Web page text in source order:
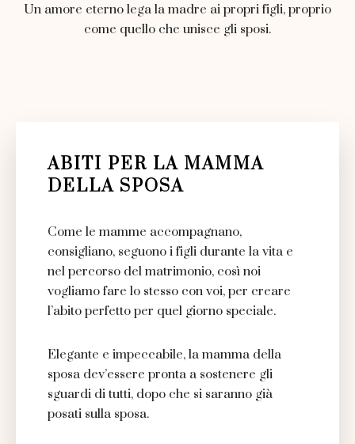
Un amore eterno lega la madre ai propri figli, proprio
come quello che unisce gli sposi.
ABITI PER LA MAMMA
DELLA SPOSA
Come le mamme accompagnano,
consigliano, seguono i figli durante la vita e
nel percorso del matrimonio, così noi
vogliamo fare lo stesso con voi, per creare
l’abito perfetto per quel giorno speciale.
Elegante e impeccabile, la mamma della
sposa dev’essere pronta a sostenere gli
sguardi di tutti, dopo che si saranno già
posati sulla sposa.